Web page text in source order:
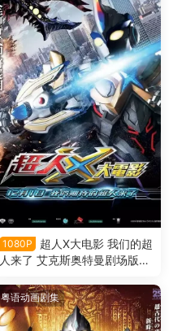
1080P
超人X大电影 我们的超
人来了 艾克斯奥特曼剧场版：
粤语动画剧集